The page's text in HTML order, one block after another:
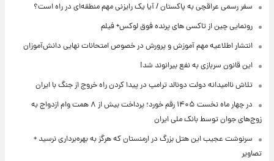
سفر رسمی عراقچی به پاکستان / آیا یک رایزنی مهم منطقه‌ای در راه است؟
رونمایی چین از تاکسی های پرنده فوق لوکس+ فیلم
انتشار اطلاعیه مهم آموزش و پرورش در خصوص امتحانات نهایی دانش‌آموزان
این قانون سربازی به نفع بیرانوند شد!
تلاش ناامیدانه‌ دولت دونالد ترامپ در پیدا کردن راه خروج از جنگ با ایران
در چهار ماه نخست ۱۴۰۵ رقم خورد؛ پرداخت بیش از ۸ همت وام ازدواج به
زوج‌های جوان توسط بانک ملی ایران
سرنوشت عجیب این هتل بزرگ در ارمنستان که هرگز به بهره‌برداری نرسید +
تصاویر